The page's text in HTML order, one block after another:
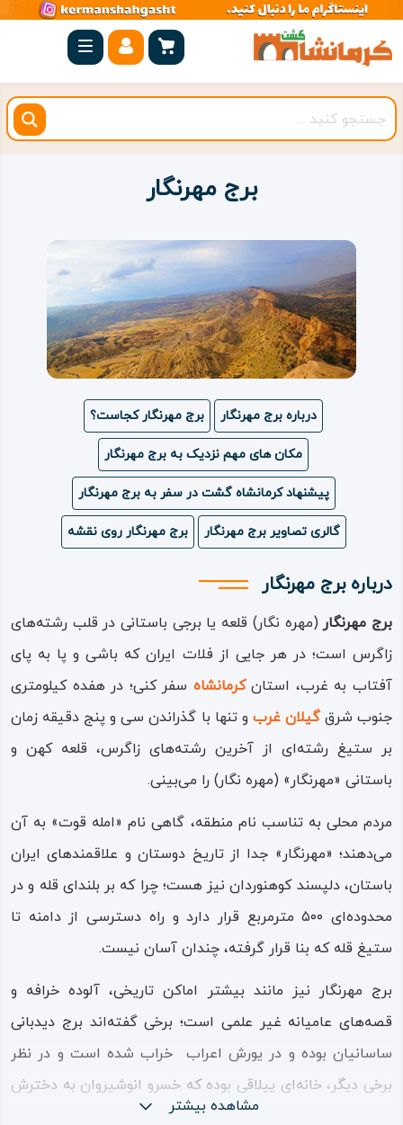
صفحه
اصلی
کرمانشاه
شهرستان
روستاهای
اقامتگاه
برج مهرنگار
درباره برج مهرنگار برج مهرنگار کجاست؟
مکان های مهم نزدیک به برج مهرنگار
پیشنهاد کرمانشاه گشت در سفر به برج مهرنگار
گالری تصاویر برج مهرنگار برج مهرنگار روی نقشه
درباره برج مهرنگار
برج مهرنگار‌(مهره نگار) قلعه‌ یا برجی باستانی در قلب رشته‌های
زاگرس است؛ در هر جایی از فلات ایران که باشی و پا به پای
آفتاب به غرب، استانکرمانشاه سفر کنی؛ در هفده کیلومتری
جنوب‌‌ شرقگیلان ‌غرب و تنها با گذراندن سی و پنج دقیقه زمان
بر ستیغ رشته‌ای از آخرین رشته‌های زاگرس، قلعه کهن و
باستانی ‌«مهرنگار» ‌(مهره نگار) را می‌بینی.
مردم محلی به تناسب نام منطقه، گاهی نام «امله قوت» به آن
می‌دهند؛ «مهرنگار» جدا از تاریخ دوستان و علاقمندهای ایران
باستان، دلپسند کوهنوردان نیز هست؛ چرا که بر بلندای قله و در
محدوده‌ای ۵۰۰ مترمربع قرار دارد و راه دسترسی از دامنه تا
ستیغ قله که بنا قرار گرفته، چندان آسان نیست.
برج مهرنگار نیز مانند بیشتر اماکن تاریخی، آلوده خرافه و
قصه‌های عامیانه غیر علمی است؛ برخی گفته‌اند برج دیدبانی
ساسانیان بوده و در یورش اعراب خراب شده است و در نظر
برخی دیگر، خانه‌ای ییلاقی بوده که خسرو انوشیروان به دخترش
مشاهده بیشتر